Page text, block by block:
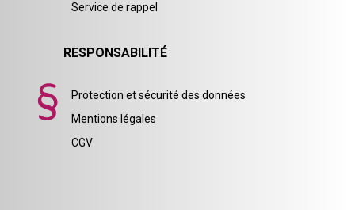
Service de rappel
RESPONSABILITÉ
Protection et sécurité des données
Mentions légales
CGV